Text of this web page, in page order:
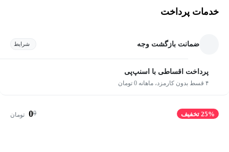
خدمات پرداخت
ضمانت بازگشت وجه شرایط
پرداخت اقساطی با اسنپ‌پی
۴ قسط بدون کارمزد، ماهانه 0 تومان
25% تخفیف 0
0 تومان